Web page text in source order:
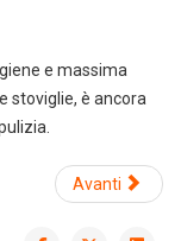
e massima
stoviglie, è ancora
Avanti